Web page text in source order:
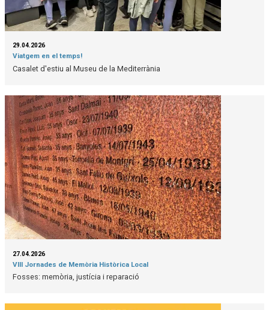
29.04.2026
Viatgem en el temps!
Casalet d'estiu al Museu de la Mediterrània
27.04.2026
VIII Jornades de Memòria Històrica Local
Fosses: memòria, justícia i reparació